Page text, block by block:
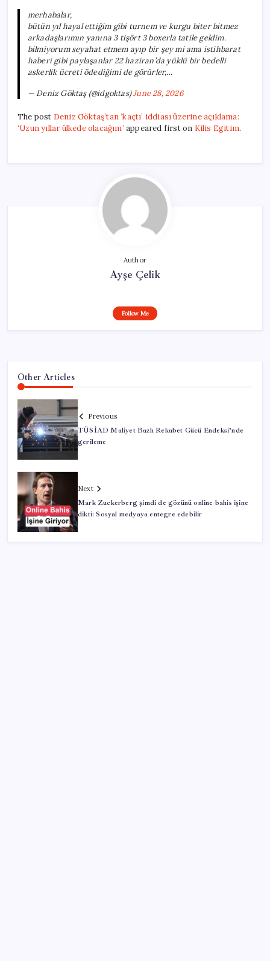
merhabalar,
bütün yıl hayal ettiğim gibi turnem ve kurgu biter bitmez
arkadaşlarımın yanına 3 tişört 3 boxerla tatile geldim.
bilmiyorum seyahat etmem ayıp bir şey mi ama istihbarat
haberi gibi paylaşanlar 22 haziran’da yüklü bir bedelli
askerlik ücreti ödediğimi de görürler,…
— Deniz Göktaş (@idgoktas)June 28, 2026
The post Deniz Göktaş’tan ‘kaçtı’ iddiası üzerine açıklama:
‘Uzun yıllar ülkede olacağım’ appeared first on Kilis Egitim.
Author
Ayşe Çelik
Follow Me
Other Articles
Previous
TÜSİAD Maliyet Bazlı Rekabet Gücü Endeksi’nde
gerileme
Next
Mark Zuckerberg şimdi de gözünü online bahis işine
dikti: Sosyal medyaya entegre edebilir